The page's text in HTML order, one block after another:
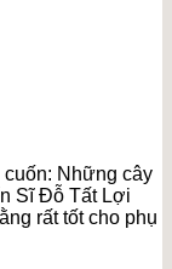
cuốn: Những cây
Sĩ Đỗ Tất Lợi
rất tốt cho phụ